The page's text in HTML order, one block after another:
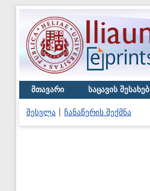
მთავარი საცავის შესახებ
შესვლა ჩანაწერის შექმნა